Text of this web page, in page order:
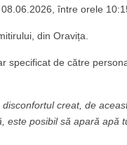
între orele
din Oravița.
specificat de către
creat, de
este posibil să apară apă